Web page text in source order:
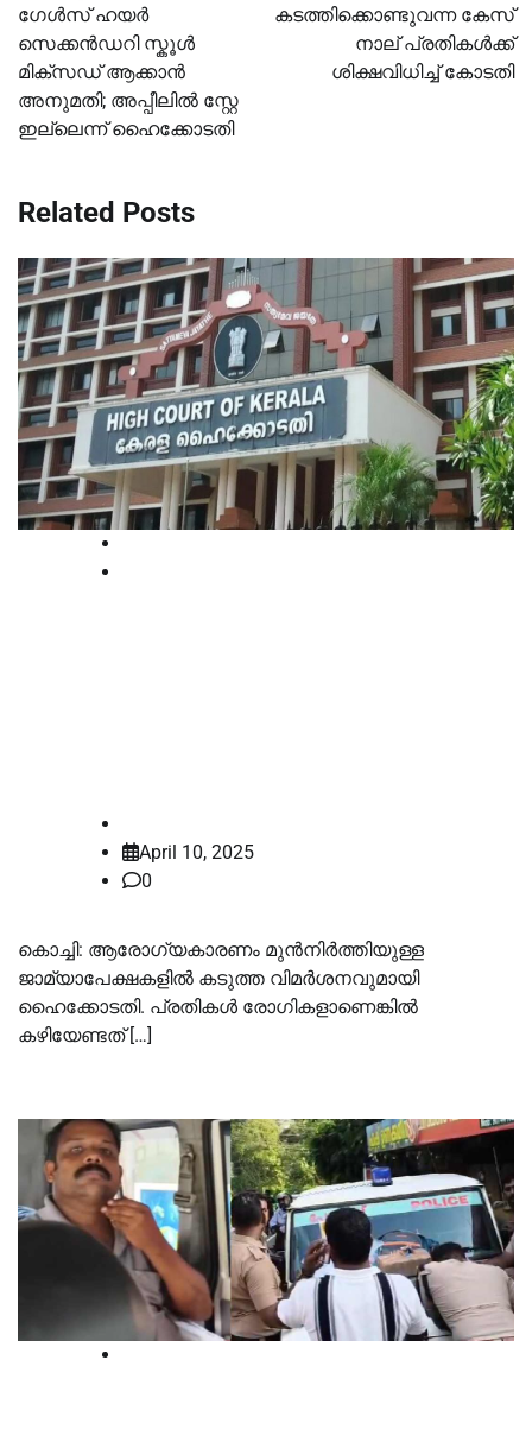
ഗേള്‍സ് ഹയര്‍
സെക്കൻഡറി സ്കൂള്‍
മിക്സഡ് ആക്കാൻ
അനുമതി; അപ്പീലില്‍ സ്റ്റേ
ഇല്ലെന്ന് ഹൈക്കോടതി
കടത്തിക്കൊണ്ടുവന്ന കേസ്
നാല് പ്രതികള്‍ക്ക്
ശിക്ഷവിധിച്ച്‌ കോടതി
Related Posts
April 10, 2025
0
കൊച്ചി: ആരോഗ്യകാരണം മുന്‍നിര്‍ത്തിയുള്ള
ജാമ്യാപേക്ഷകളില്‍ കടുത്ത വിമര്‍ശനവുമായി
ഹൈക്കോടതി. പ്രതികള്‍ രോഗികളാണെങ്കില്‍
കഴിയേണ്ടത് […]